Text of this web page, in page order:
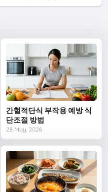
간헐적단식 부작용 예방 식
단조절 방법
28 May, 2026